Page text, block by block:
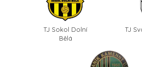
TJ Sokol Dolní
Bělá
TJ